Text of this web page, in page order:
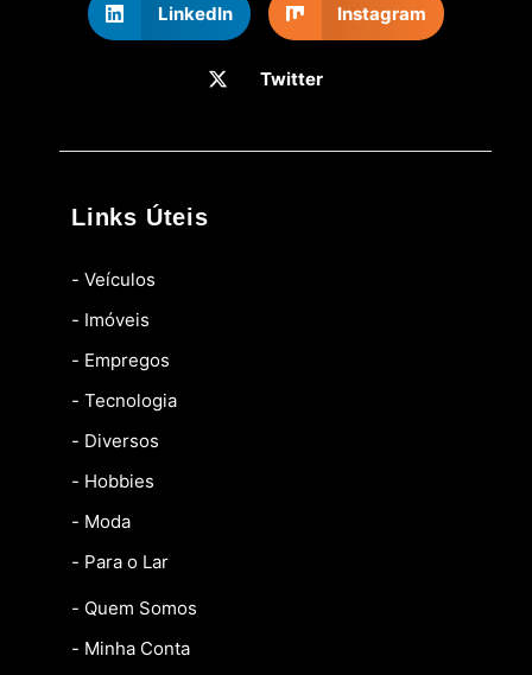
LinkedIn Instagram
Twitter
Links Úteis
- Veículos
- Imóveis
- Empregos
- Tecnologia
- Diversos
- Hobbies
- Moda
- Para o Lar
- Quem Somos
- Minha Conta